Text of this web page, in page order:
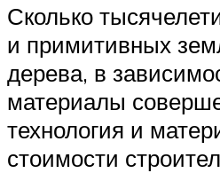
Сколько
и примитивных
дерева, в
материалы
технология и
стоимости